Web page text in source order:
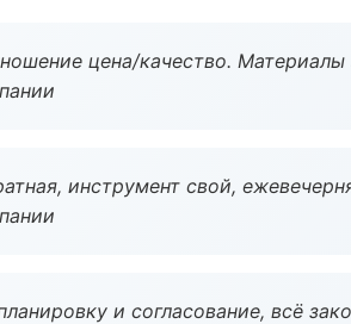
цена/качество.
инструмент свой,
и согласование, всё